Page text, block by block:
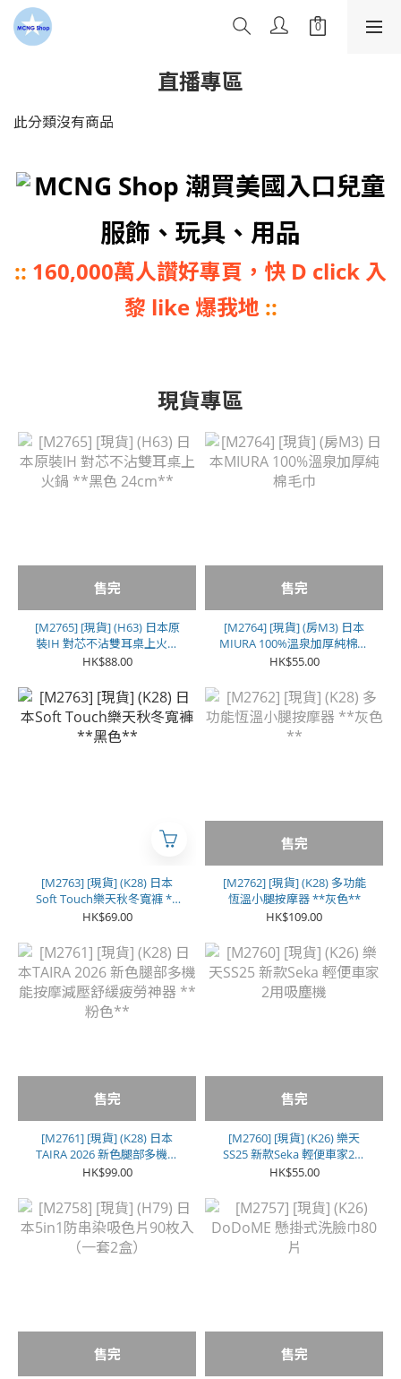
直播專區
此分類沒有商品
MCNG Shop 潮買美國入口兒童
服飾、玩具、用品
:: 160,000萬人讚好專頁，快 D click 入
黎 like 爆我地 ::
現貨專區
售完
[M2765] [現貨] (H63) 日本原
裝IH 對芯不沾雙耳桌上火鍋
**黑色 24cm**
HK$88.00
售完
[M2764] [現貨] (房M3) 日本
MIURA 100%溫泉加厚純棉毛
巾
HK$55.00
[M2763] [現貨] (K28) 日本
Soft Touch樂天秋冬寬褲 **
黑色**
HK$69.00
售完
[M2762] [現貨] (K28) 多功能
恆溫小腿按摩器 **灰色**
HK$109.00
售完
[M2761] [現貨] (K28) 日本
TAIRA 2026 新色腿部多機能
按摩減壓舒緩疲勞神器 **粉
HK$99.00
售完
[M2760] [現貨] (K26) 樂天
SS25 新款Seka 輕便車家2用
吸塵機
HK$55.00
售完 售完